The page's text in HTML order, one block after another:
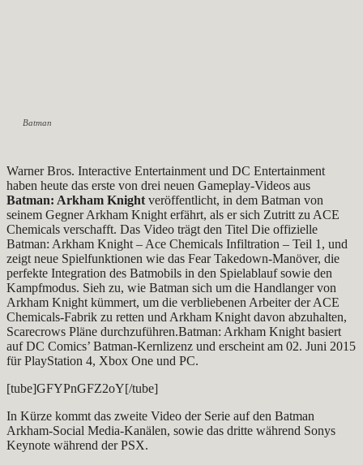
Batman
Warner Bros. Interactive Entertainment und DC Entertainment
haben heute das erste von drei neuen Gameplay-Videos aus
Batman: Arkham Knight veröffentlicht, in dem Batman von
seinem Gegner Arkham Knight erfährt, als er sich Zutritt zu ACE
Chemicals verschafft. Das Video trägt den Titel Die offizielle
Batman: Arkham Knight – Ace Chemicals Infiltration – Teil 1, und
zeigt neue Spielfunktionen wie das Fear Takedown-Manöver, die
perfekte Integration des Batmobils in den Spielablauf sowie den
Kampfmodus. Sieh zu, wie Batman sich um die Handlanger von
Arkham Knight kümmert, um die verbliebenen Arbeiter der ACE
Chemicals-Fabrik zu retten und Arkham Knight davon abzuhalten,
Scarecrows Pläne durchzuführen.Batman: Arkham Knight basiert
auf DC Comics’ Batman-Kernlizenz und erscheint am 02. Juni 2015
für PlayStation 4, Xbox One und PC.
[tube]GFYPnGFZ2oY[/tube]
In Kürze kommt das zweite Video der Serie auf den Batman
Arkham-Social Media-Kanälen, sowie das dritte während Sonys
Keynote während der PSX.